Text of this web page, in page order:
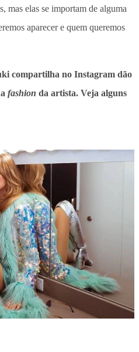
mas elas se importam de alguma
aparecer e quem queremos
compartilha no Instagram dão
fashion da artista. Veja alguns